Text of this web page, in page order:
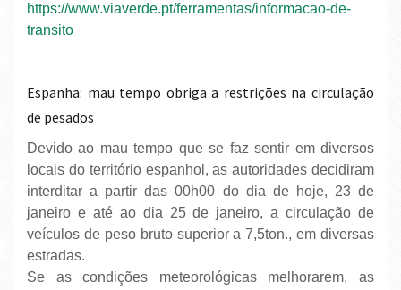
https://www.viaverde.pt/ferramentas/informacao-de-
transito
Espanha: mau tempo obriga a restrições na circulação
de pesados
Devido ao mau tempo que se faz sentir em diversos
locais do território espanhol, as autoridades decidiram
interditar a partir das 00h00 do dia de hoje, 23 de
janeiro e até ao dia 25 de janeiro, a circulação de
veículos de peso bruto superior a 7,5ton., em diversas
estradas.
Se as condições meteorológicas melhorarem, as